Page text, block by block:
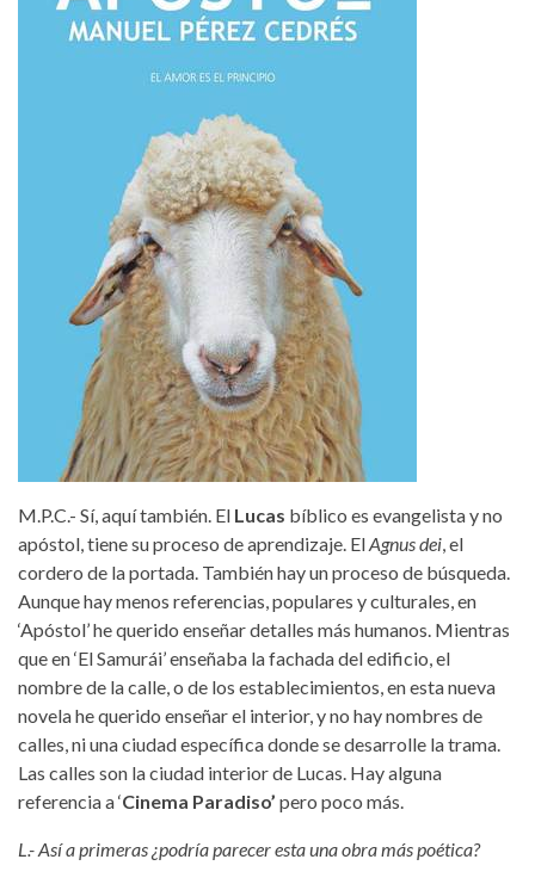
M.P.C.- Sí, aquí también. El Lucas bíblico es evangelista y no
apóstol, tiene su proceso de aprendizaje. ElAgnus dei , el
cordero de la portada. También hay un proceso de búsqueda.
Aunque hay menos referencias, populares y culturales, en
‘Apóstol’ he querido enseñar detalles más humanos. Mientras
que en ‘El Samurái’ enseñaba la fachada del edificio, el
nombre de la calle, o de los establecimientos, en esta nueva
novela he querido enseñar el interior, y no hay nombres de
calles, ni una ciudad específica donde se desarrolle la trama.
Las calles son la ciudad interior de Lucas. Hay alguna
referencia a ‘Cinema Paradiso’ pero poco más.
L.- Así a primeras ¿podría parecer esta una obra más poética?